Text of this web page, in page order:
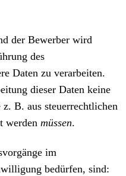
der Bewerber wird
des
Daten zu verarbeiten.
dieser Daten keine
B. aus steuerrechtlichen
werden müssen.
im
bedürfen, sind: